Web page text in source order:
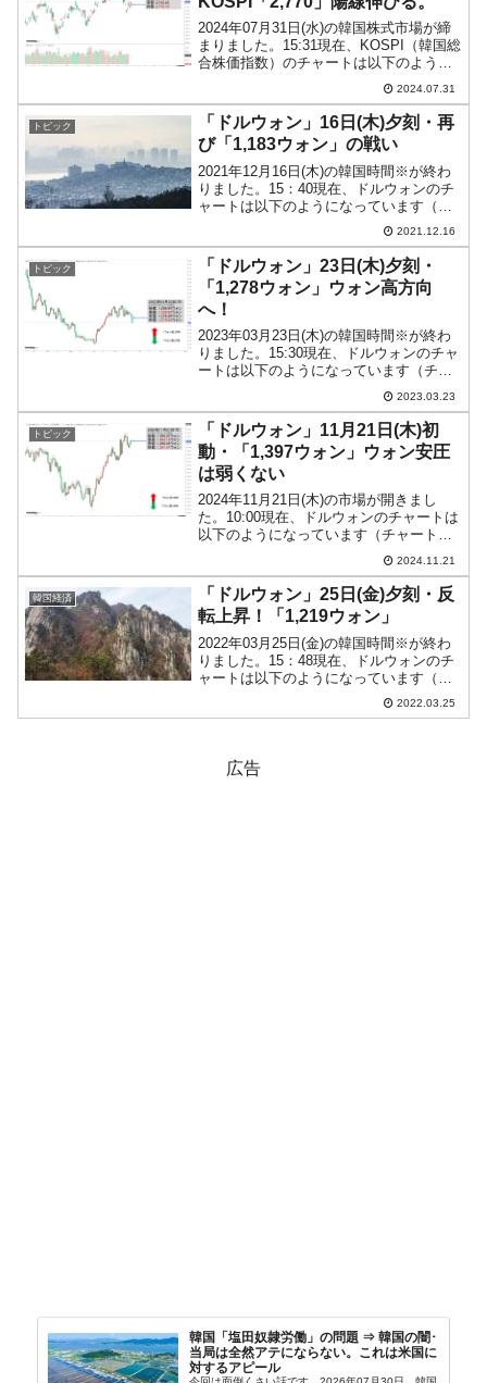
2024年07月31日(水)の韓国株式市場が締
まりました。15:31現在、KOSPI（韓国総
合株価指数）のチャートは以下のように
『Investing.com』より引用）。陽線が伸
びました。KOSPIは「2,770」ま...
2024.07.31
トピック
「ドルウォン」16日(木)夕刻・再
び「1,183ウォン」の戦い
2021年12月16日(木)の韓国時間※が終わ
りました。15：40現在、ドルウォンのチ
ャートは以下のようになっています（チ
ャートは『Investing.com』より引用）。
下から跳ね返ってまた「1ドル＝1,183ウ
ォン」近辺の攻防です。ロー...
2021.12.16
トピック
「ドルウォン」23日(木)夕刻・
「1,278ウォン」ウォン高方向
へ！
2023年03月23日(木)の韓国時間※が終わ
りました。15:30現在、ドルウォンのチャ
ートは以下のようになっています（チャ
ートは『Investing.com』より引用）。長
い陰線となっています。『FOMC』通過
の影響大です。現在のところ「...
2023.03.23
トピック
「ドルウォン」11月21日(木)初
動・「1,397ウォン」ウォン安圧
は弱くない
2024年11月21日(木)の市場が開きまし
た。10:00現在、ドルウォンのチャートは
以下のようになっています（チャートは
『Investing.com』より引用）。これから
ローソク足の調整が入るかもしれません
が、前日は結局陽線となり、本日は...
2024.11.21
韓国経済
「ドルウォン」25日(金)夕刻・反
転上昇！「1,219ウォン」
2022年03月25日(金)の韓国時間※が終わ
りました。15：48現在、ドルウォンのチ
ャートは以下のようになっています（チ
ャートは『Investing.com』より引用）。
下ヒゲが長くなりました。いまだ陰線で
2022.03.25
広告
韓国「塩田奴隷労働」の問題 ⇒ 韓国の闇･
当局は全然アテにならない。これは米国に
対するアピール